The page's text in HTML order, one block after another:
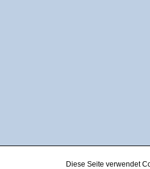
Diese Seite verwendet